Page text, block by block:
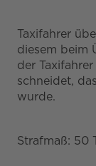
Taxifahrer
diesem beim
der
schneidet,
wurde.
Strafmaß: 50